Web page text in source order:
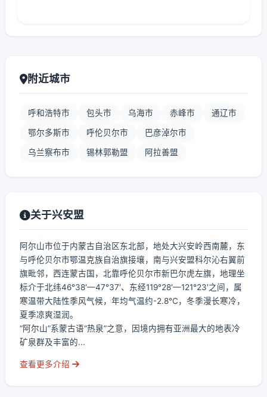
附近城市
呼和浩特市 包头市 乌海市 赤峰市 通辽市
鄂尔多斯市 呼伦贝尔市 巴彦淖尔市
乌兰察布市 锡林郭勒盟 阿拉善盟
关于兴安盟
阿尔山市位于内蒙古自治区东北部，地处大兴安岭西南麓，东
与呼伦贝尔市鄂温克族自治旗接壤，南与兴安盟科尔沁右翼前
旗毗邻，西连蒙古国，北靠呼伦贝尔市新巴尔虎左旗，地理坐
标介于北纬46°38′—47°37′、东经119°28′—121°23′之间，属
寒温带大陆性季风气候，年均气温约-2.8℃，冬季漫长寒冷，
夏季凉爽湿润。
“阿尔山”系蒙古语“热泉”之意，因境内拥有亚洲最大的地表冷
矿泉群及丰富的...
查看更多介绍